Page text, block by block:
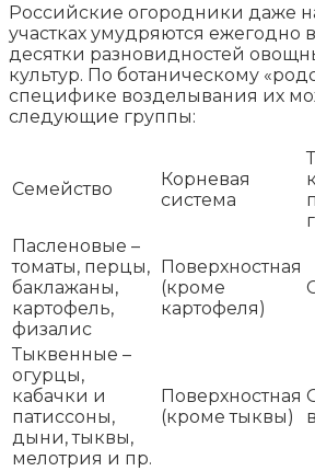
Российские огородники даже
участках умудряются ежегодно
десятки разновидностей
культур. По ботаническому
специфике возделывания их
следующие группы:
Семейство
Корневая
система
к
Пасленовые –
томаты, перцы,
баклажаны,
картофель,
физалис
Поверхностная
(кроме
картофеля)
Тыквенные –
огурцы,
кабачки и
патиссоны,
дыни, тыквы,
мелотрия и пр.
Поверхностная
(кроме тыквы)